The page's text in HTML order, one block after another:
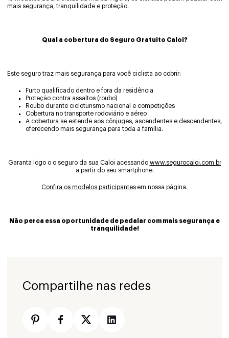
mais segurança, tranquilidade e proteção.
Qual a cobertura do Seguro Gratuito Caloi?
Este seguro traz mais segurança para você ciclista ao cobrir:
Furto qualificado dentro e fora da residência
Proteção contra assaltos (roubo)
Roubo durante cicloturismo nacional e competições
Cobertura no transporte rodoviário e aéreo
A cobertura se estende aos cônjuges, ascendentes e descendentes,
oferecendo mais segurança para toda a família.
Garanta logo o o seguro da sua Caloi acessando www.segurocaloi.com.br
a partir do seu smartphone.
Confira os modelos participantes em nossa página.
Não perca essa oportunidade de pedalar com mais segurança e
tranquilidade!
Compartilhe nas redes